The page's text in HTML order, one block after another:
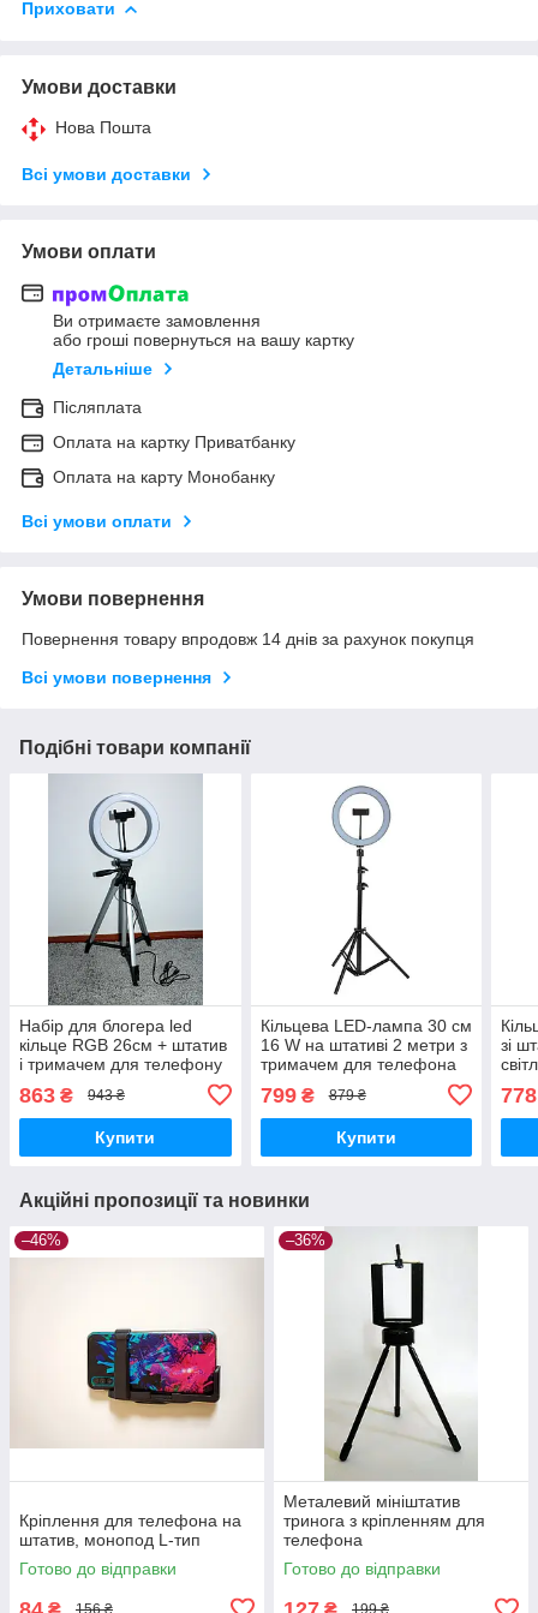
Приховати
Умови доставки
Нова Пошта
Всі умови доставки
Умови оплати
Ви отримаєте замовлення
або гроші повернуться на вашу картку
Детальніше
Післяплата
Оплата на картку Приватбанку
Оплата на карту Монобанку
Всі умови оплати
Умови повернення
Повернення товару впродовж 14 днів за рахунок покупця
Всі умови повернення
Подібні товари компанії
Набір для блогера led
кільце RGB 26см + штатив
і тримачем для телефону
863 ₴ 943 ₴
Купити
Кільцева LED-лампа 30 см
16 W на штативі 2 метри з
тримачем для телефона
799₴ 879 ₴
Купити
зі
778
Акційні пропозиції та новинки
–46%
Кріплення для телефона на
штатив, монопод L-тип
Готово до відправки
–36%
Металевий мініштатив
тринога з кріпленням для
телефона
Готово до відправки